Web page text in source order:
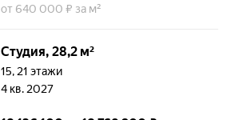
от 640 000 ₽ за м²
Студия, 28,2 м²
15, 21 этажи
4 кв. 2027